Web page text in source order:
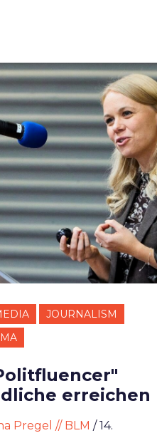
JOURNALISM
erreichen
Pregel // BLM / 14.